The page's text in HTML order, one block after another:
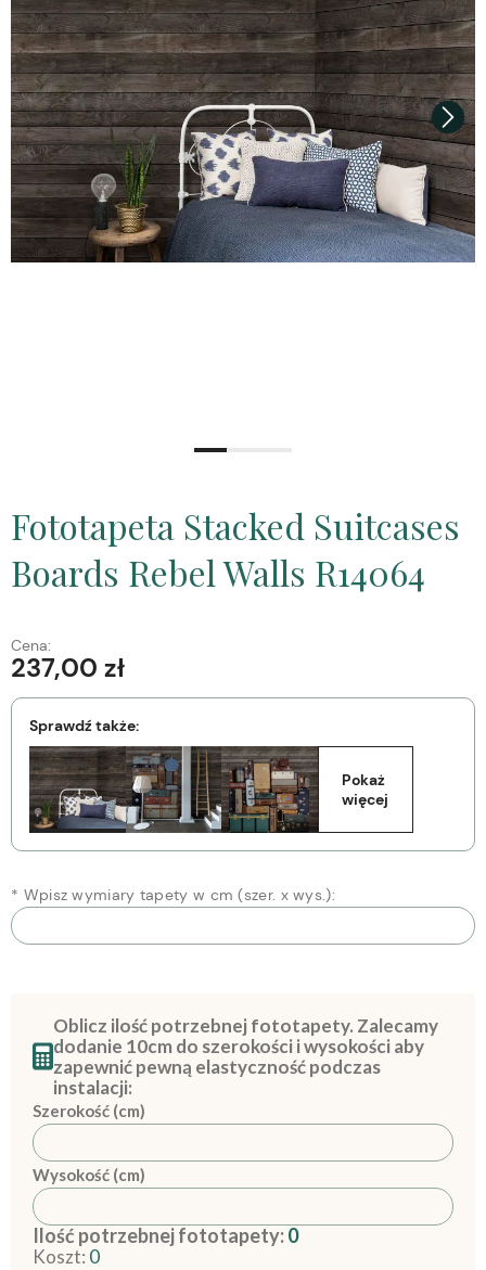
Fototapeta Stacked Suitcases
Boards Rebel Walls R14064
Cena:
237,00 zł
Sprawdź także:
Pokaż
więcej
* Wpisz wymiary tapety w cm (szer. x wys.):
Oblicz ilość potrzebnej fototapety. Zalecamy
dodanie 10cm do szerokości i wysokości aby
zapewnić pewną elastyczność podczas
instalacji:
Szerokość (cm)
Wysokość (cm)
Ilość potrzebnej fototapety:0
Koszt: 0